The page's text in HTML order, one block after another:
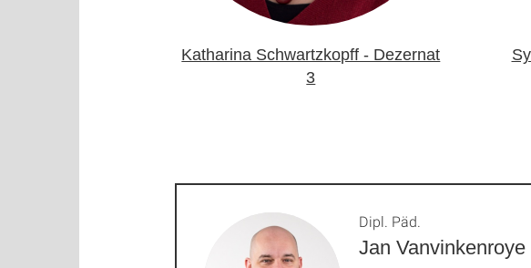
Katharina Schwartzkopff - Dezernat
3
Jan Vanvinkenroye
Dipl. Päd.